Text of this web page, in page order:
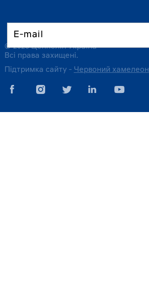
© 2026 Цеппелін Україна
Всі права захищені.
Підтримка сайту - Червоний хамелеон